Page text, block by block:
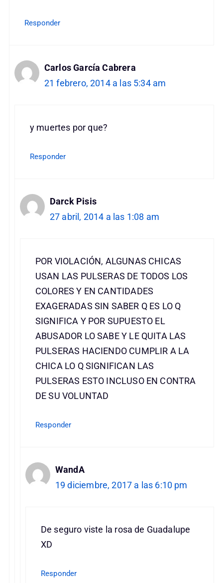
Responder
Carlos García Cabrera
21 febrero, 2014 a las 5:34 am
y muertes por que?
Responder
Darck Pisis
27 abril, 2014 a las 1:08 am
POR VIOLACIÓN, ALGUNAS CHICAS
USAN LAS PULSERAS DE TODOS LOS
COLORES Y EN CANTIDADES
EXAGERADAS SIN SABER Q ES LO Q
SIGNIFICA Y POR SUPUESTO EL
ABUSADOR LO SABE Y LE QUITA LAS
PULSERAS HACIENDO CUMPLIR A LA
CHICA LO Q SIGNIFICAN LAS
PULSERAS ESTO INCLUSO EN CONTRA
DE SU VOLUNTAD
Responder
WandA
19 diciembre, 2017 a las 6:10 pm
De seguro viste la rosa de Guadalupe
XD
Responder